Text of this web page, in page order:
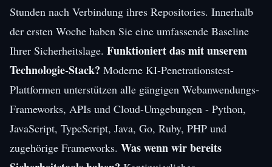
Stunden nach Verbindung ihres Repositories. Innerhalb
der ersten Woche haben Sie eine umfassende Baseline
Ihrer Sicherheitslage. Funktioniert das mit unserem
Technologie-Stack? Moderne KI-Penetrationstest-
Plattformen unterstützen alle gängigen Webanwendungs-
Frameworks, APIs und Cloud-Umgebungen - Python,
JavaScript, TypeScript, Java, Go, Ruby, PHP und
zugehörige Frameworks. Was wenn wir bereits